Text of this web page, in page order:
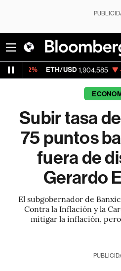
ETH/USD 1,904.585 -0.58%
Subir tasa
75 puntos
fuera de
Gerardo
El subgobernador de
Contra la Inflación y la
mitigar la inflación,